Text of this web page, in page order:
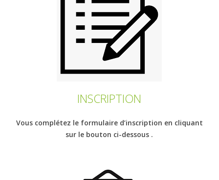
INSCRIPTION
Vous complétez le formulaire d’inscription en cliquant
sur le bouton ci-dessous .